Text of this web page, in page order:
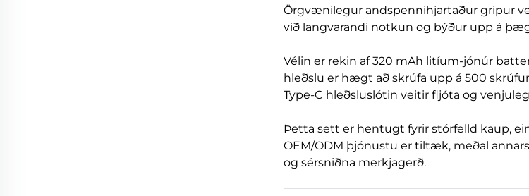
Örgvænilegur andspennihjartaður gripur
við langvarandi notkun og býður upp á
Vélin er rekin af 320 mAh litíum-jónúr
hleðslu er hægt að skrúfa upp á 500
Type-C hleðsluslótin veitir fljóta og
Þetta sett er hentugt fyrir stórfelld kaup,
OEM/ODM þjónustu er tiltæk, meðal
og sérsniðna merkjagerð.